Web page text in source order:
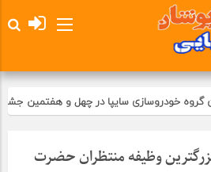
خودروسازی سایپا در چهل و هفتمین جشن
وظیفه منتظران حضرت